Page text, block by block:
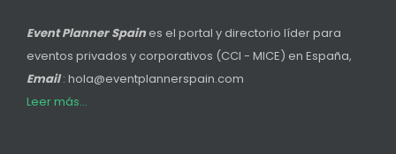
Event Planner Spain es el portal y directorio líder para
eventos privados y corporativos (CCI - MICE) en España,
Email: hola@eventplannerspain.com
Leer más...